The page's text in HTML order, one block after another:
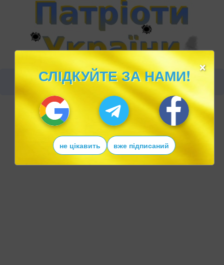
×
СЛІДКУЙТЕ ЗА НАМИ!
не цікавить вже підписаний